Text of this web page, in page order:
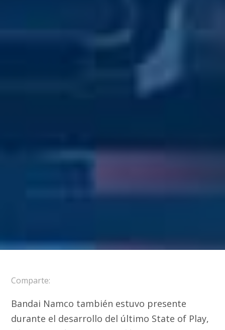
Comparte:
Bandai Namco también estuvo presente
durante el desarrollo del último State of Play,